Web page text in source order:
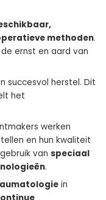
methoden.
ernst en aard van
succesvol herstel. Dit
het
werken
en hun kwaliteit
van speciaal
.
in